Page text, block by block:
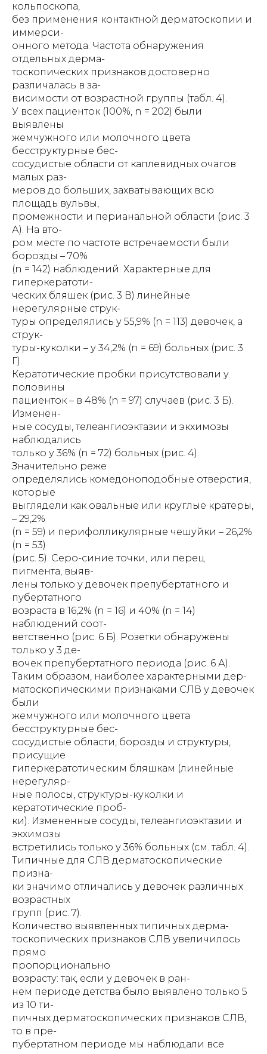
кольпоскопа,
без применения контактной дерматоскопии и
иммерси-
онного метода. Частота обнаружения
отдельных дерма-
тоскопических признаков достоверно
различалась в за-
висимости от возрастной группы (табл. 4).
У всех пациенток (100%, n = 202) были
выявлены
жемчужного или молочного цвета
бесструктурные бес-
сосудистые области от каплевидных очагов
малых раз-
меров до больших, захватывающих всю
площадь вульвы,
промежности и перианальной области (рис. 3
А). На вто-
ром месте по частоте встречаемости были
борозды – 70%
(n = 142) наблюдений. Характерные для
гиперкератоти-
ческих бляшек (рис. 3 В) линейные
нерегулярные струк-
туры определялись у 55,9% (n = 113) девочек, а
струк-
туры-куколки – у 34,2% (n = 69) больных (рис. 3
Г).
Кератотические пробки присутствовали у
половины
пациенток – в 48% (n = 97) случаев (рис. 3 Б).
Изменен-
ные сосуды, телеангиоэктазии и экхимозы
наблюдались
только у 36% (n = 72) больных (рис. 4).
Значительно реже
определялись комедоноподобные отверстия,
которые
выглядели как овальные или круглые кратеры,
– 29,2%
(n = 59) и перифолликулярные чешуйки – 26,2%
(n = 53)
(рис. 5). Серо-синие точки, или перец
пигмента, выяв-
лены только у девочек препубертатного и
пубертатного
возраста в 16,2% (n = 16) и 40% (n = 14)
наблюдений соот-
ветственно (рис. 6 Б). Розетки обнаружены
только у 3 де-
вочек препубертатного периода (рис. 6 А).
Таким образом, наиболее характерными дер-
матоскопическими признаками СЛВ у девочек
были
жемчужного или молочного цвета
бесструктурные бес-
сосудистые области, борозды и структуры,
присущие
гиперкератотическим бляшкам (линейные
нерегуляр-
ные полосы, структуры-куколки и
кератотические проб-
ки). Измененные сосуды, телеангиоэктазии и
экхимозы
встретились только у 36% больных (см. табл. 4).
Типичные для СЛВ дерматоскопические
призна-
ки значимо отличались у девочек различных
возрастных
групп (рис. 7).
Количество выявленных типичных дерма-
тоскопических признаков СЛВ увеличилось
прямо
пропорционально
возрасту: так, если у девочек в ран-
нем периоде детства было выявлено только 5
из 10 ти-
пичных дерматоскопических признаков СЛВ,
то в пре-
пубертатном периоде мы наблюдали все